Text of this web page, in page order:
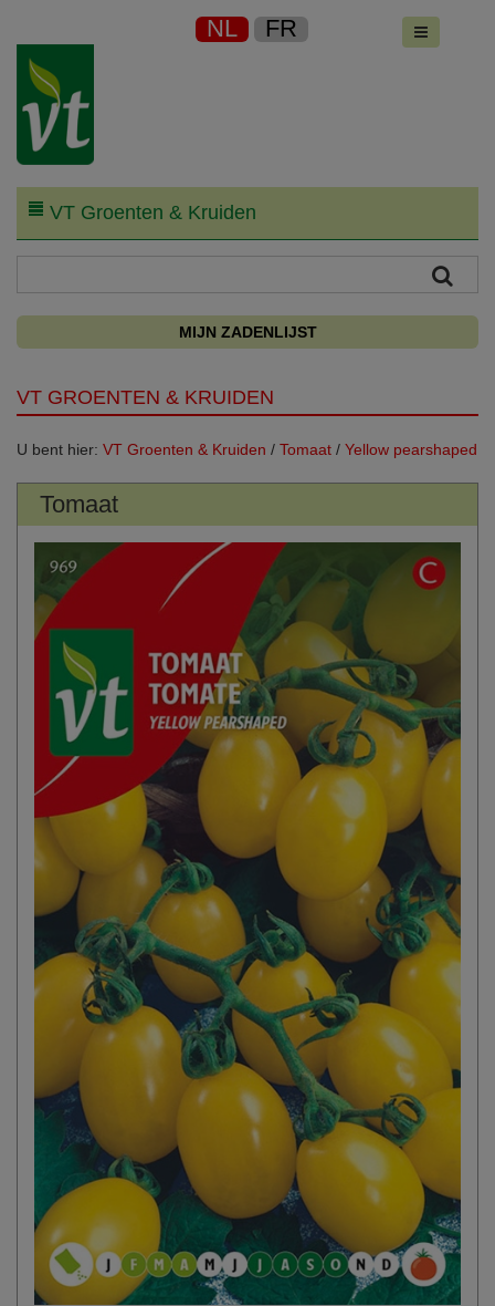
NL FR
VT Groenten & Kruiden
MIJN ZADENLIJST
VT GROENTEN & KRUIDEN
U bent hier: VT Groenten & Kruiden / Tomaat / Yellow pearshaped
Tomaat